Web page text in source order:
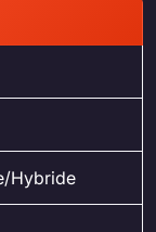
Hybride